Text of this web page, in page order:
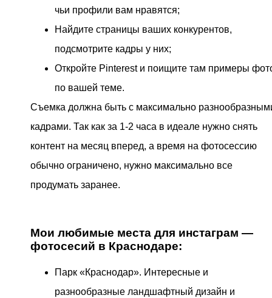
чьи профили вам нравятся;
Найдите страницы ваших конкурентов,
подсмотрите кадры у них;
Откройте Pinterest и поищите там примеры
по вашей теме.
Съемка должна быть с максимально
кадрами. Так как за 1-2 часа в идеале нужно снять
контент на месяц вперед, а время на фотосессию
обычно ограничено, нужно максимально все
продумать заранее.
Мои любимые места для инстаграм —
фотосесий в Краснодаре:
Парк «Краснодар». Интересные и
разнообразные ландшафтный дизайн и